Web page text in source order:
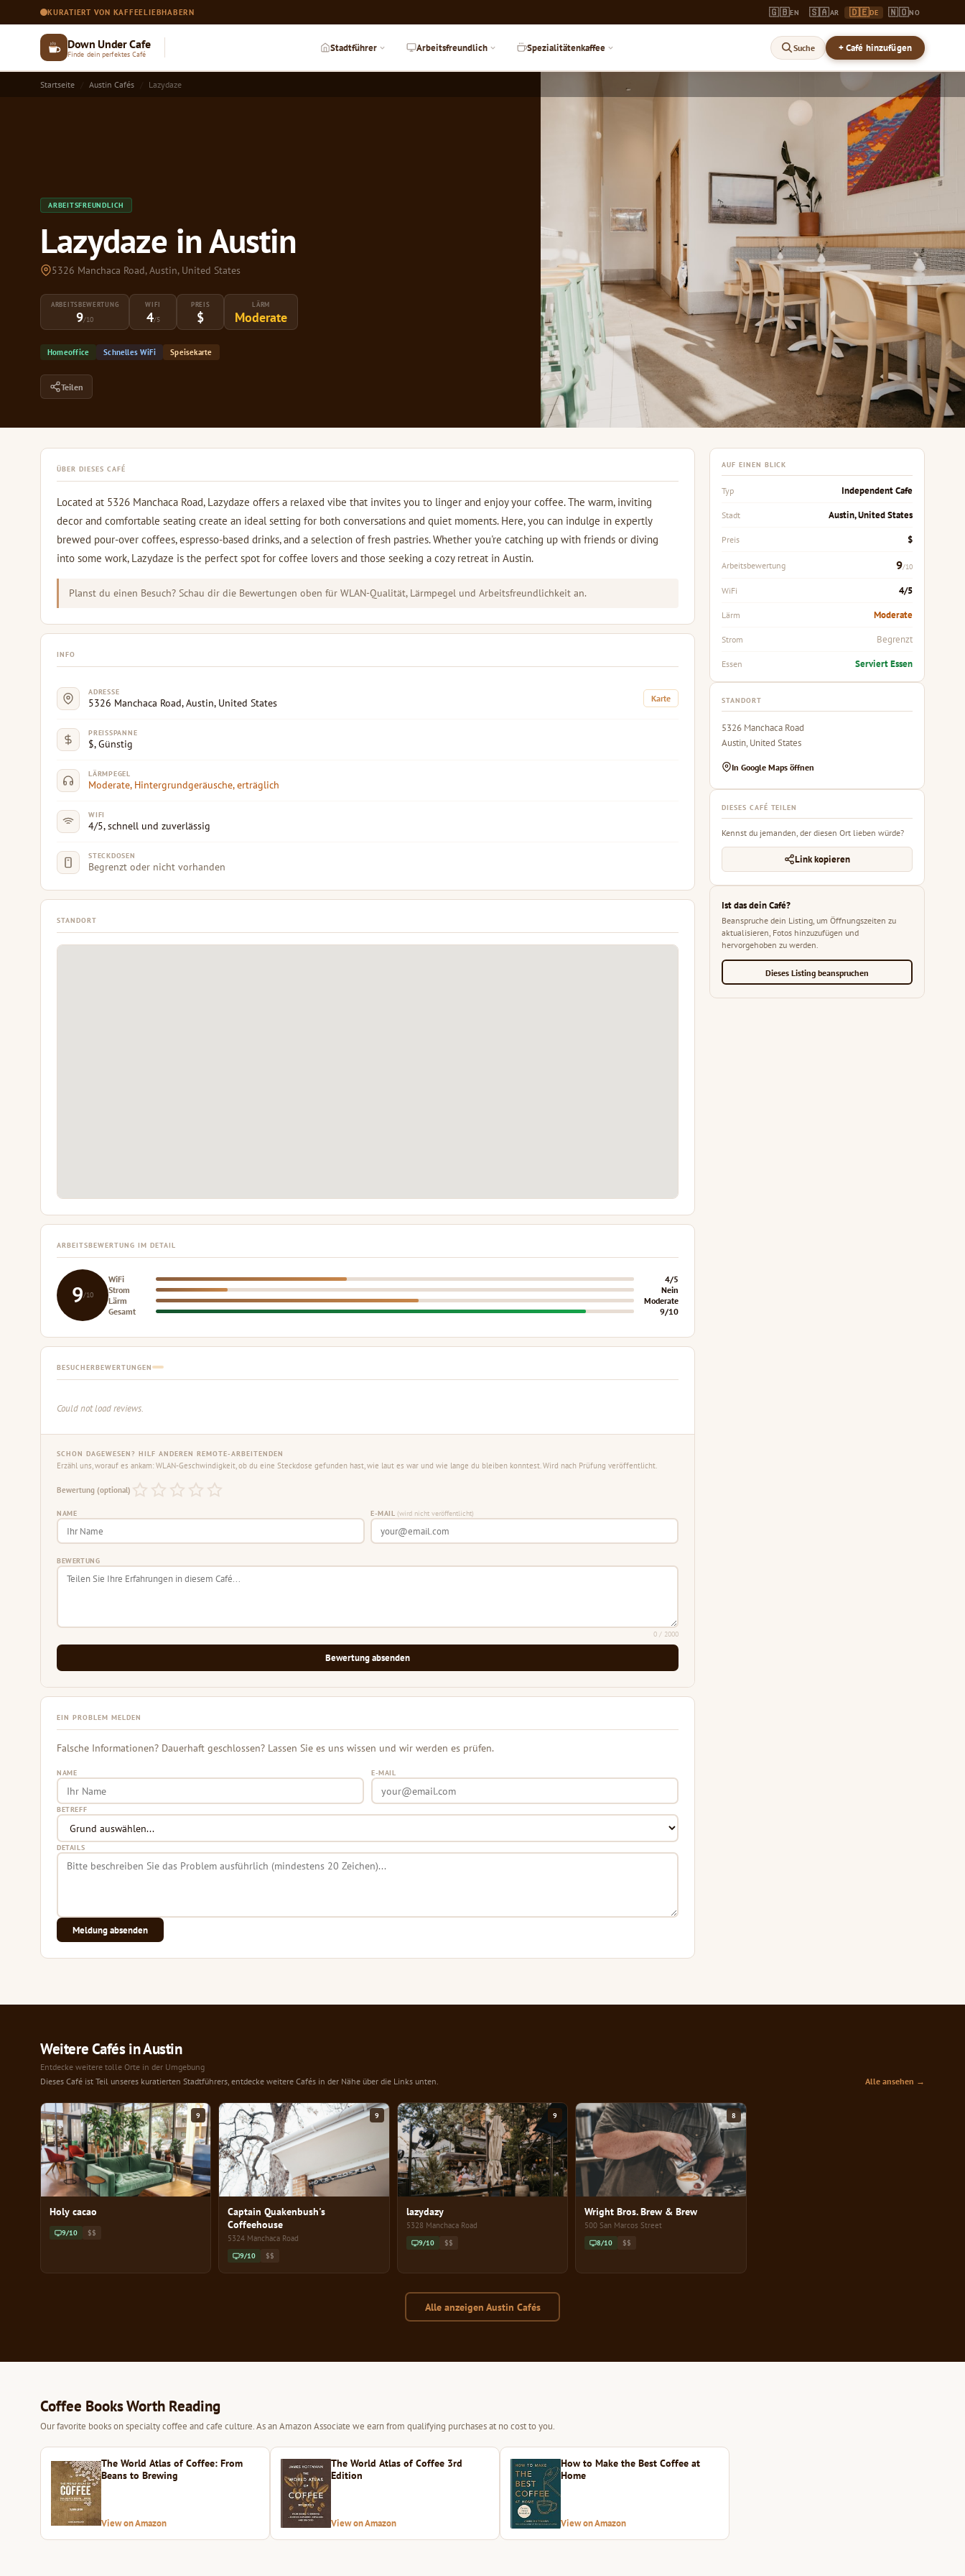
KURATIERT VON KAFFEELIEBHABERN 🇬🇧EN 🇸🇦AR 🇩🇪DE 🇳🇴NO
Down Under Cafe
Finde dein perfektes Café Stadtführer Arbeitsfreundlich Spezialitätenkaffee Suche + Café hinzufügen
Startseite Austin Cafés Lazydaze
ARBEITSFREUNDLICH
Lazydaze in Austin
5326 Manchaca Road, Austin, United States
ARBEITSBEWERTUNG
9/10
WIFI
4/5
PREIS
$
LÄRM
Moderate
Homeoffice Schnelles WiFi Speisekarte
Teilen
ÜBER DIESES CAFÉ
Located at 5326 Manchaca Road, Lazydaze offers a relaxed vibe that invites you to linger and enjoy your coffee. The warm, inviting
decor and comfortable seating create an ideal setting for both conversations and quiet moments. Here, you can indulge in expertly
brewed pour-over coffees, espresso-based drinks, and a selection of fresh pastries. Whether you're catching up with friends or diving
into some work, Lazydaze is the perfect spot for coffee lovers and those seeking a cozy retreat in Austin.
Planst du einen Besuch? Schau dir die Bewertungen oben für WLAN-Qualität, Lärmpegel und Arbeitsfreundlichkeit an.
INFO
ADRESSE
5326 Manchaca Road, Austin, United States Karte
PREISSPANNE
$, Günstig
LÄRMPEGEL
Moderate, Hintergrundgeräusche, erträglich
WIFI
4/5, schnell und zuverlässig
STECKDOSEN
Begrenzt oder nicht vorhanden
STANDORT
ARBEITSBEWERTUNG IM DETAIL
9/10
WiFi
4/5
Strom
Nein
Lärm
Moderate
Gesamt
9/10
BESUCHERBEWERTUNGEN
Could not load reviews.
SCHON DAGEWESEN? HILF ANDEREN REMOTE-ARBEITENDEN
Erzähl uns, worauf es ankam: WLAN-Geschwindigkeit, ob du eine Steckdose gefunden hast, wie laut es war und wie lange du bleiben konntest. Wird nach Prüfung veröffentlicht.
Bewertung (optional)
NAME E-MAIL(wird nicht veröffentlicht)
BEWERTUNG
0 / 2000
Bewertung absenden
EIN PROBLEM MELDEN
Falsche Informationen? Dauerhaft geschlossen? Lassen Sie es uns wissen und wir werden es prüfen.
NAME E-MAIL
BETREFF
DETAILS
Meldung absenden
AUF EINEN BLICK
Typ Independent Cafe
Stadt Austin, United States
Preis $
Arbeitsbewertung 9/10
WiFi 4/5
Lärm Moderate
Strom Begrenzt
Essen Serviert Essen
STANDORT
5326 Manchaca Road
Austin, United States
In Google Maps öffnen
DIESES CAFÉ TEILEN
Kennst du jemanden, der diesen Ort lieben würde?
Link kopieren
Ist das dein Café?
Beanspruche dein Listing, um Öffnungszeiten zu
aktualisieren, Fotos hinzuzufügen und
hervorgehoben zu werden.
Dieses Listing beanspruchen
Weitere Cafés in Austin
Entdecke weitere tolle Orte in der Umgebung
Dieses Café ist Teil unseres kuratierten Stadtführers, entdecke weitere Cafés in der Nähe über die Links unten.
Alle ansehen →
9
Holy cacao
9/10 $$
9
Captain Quakenbush's
Coffeehouse
5324 Manchaca Road
9/10 $$
9
lazydazy
5328 Manchaca Road
9/10 $$
8
Wright Bros. Brew & Brew
500 San Marcos Street
8/10 $$
Alle anzeigen Austin Cafés
Coffee Books Worth Reading
Our favorite books on specialty coffee and cafe culture. As an Amazon Associate we earn from qualifying purchases at no cost to you.
The World Atlas of Coffee: From
Beans to Brewing
View on Amazon
The World Atlas of Coffee 3rd
Edition
View on Amazon
How to Make the Best Coffee at
Home
View on Amazon